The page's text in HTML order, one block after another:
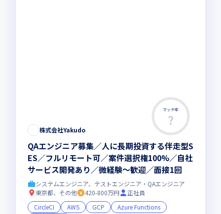
マッチ率
株式会社Yakudo
QAエンジニア募集／人に長期投資する伴走型S
ES／フルリモート可／案件選択権100%／自社
サービス開発あり／微経験〜歓迎／面接1回
システムエンジニア、テストエンジニア・QAエンジニア
東京都、その他
420-800万円
正社員
CircleCI
AWS GCP
Azure Functions